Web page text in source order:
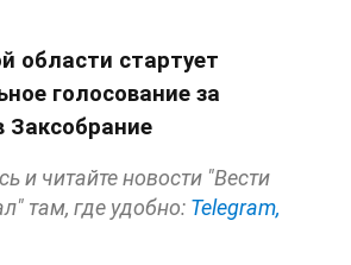
области стартует
голосование за
Заксобрание
и читайте новости "Вести
там, где удобно: Telegram,